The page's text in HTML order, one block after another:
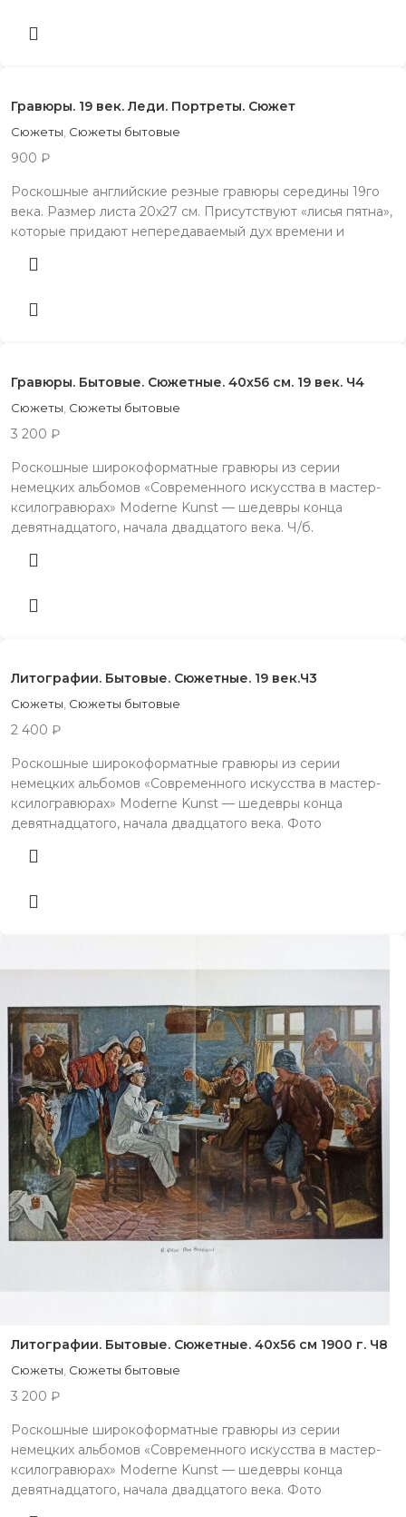
Гравюры. 19 век. Леди. Портреты. Сюжет
Сюжеты Сюжеты бытовые
900 ₽
Роскошные английские резные гравюры середины 19го
века. Размер листа 20х27 см. Присутствуют «лисья пятна»,
которые придают непередаваемый дух времени и
Гравюры. Бытовые. Сюжетные. 40х56 см. 19 век. Ч4
Сюжеты Сюжеты бытовые
3 200 ₽
Роскошные широкоформатные гравюры из серии
немецких альбомов «Современного искусства в мастер-
ксилогравюрах» Moderne Kunst — шедевры конца
девятнадцатого, начала двадцатого века. Ч/б.
Литографии. Бытовые. Сюжетные. 19 век.Ч3
Сюжеты Сюжеты бытовые
2 400 ₽
Роскошные широкоформатные гравюры из серии
немецких альбомов «Современного искусства в мастер-
ксилогравюрах» Moderne Kunst — шедевры конца
девятнадцатого, начала двадцатого века. Фото
Литографии. Бытовые. Сюжетные. 40х56 см 1900 г. Ч8
Сюжеты Сюжеты бытовые
3 200 ₽
Роскошные широкоформатные гравюры из серии
немецких альбомов «Современного искусства в мастер-
ксилогравюрах» Moderne Kunst — шедевры конца
девятнадцатого, начала двадцатого века. Фото